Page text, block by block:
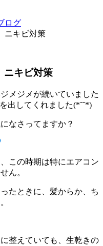
ログ
ニキビ対策
ニキビ対策
メジメが続いていました
出してくれました(*˘˘*)
なさってますか？
この時期は特にエアコン
ん。
たときに、髪からか、ち
整えていても、生乾きの